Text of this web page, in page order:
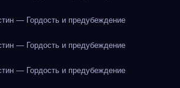
— Гордость и предубеждение
— Гордость и предубеждение
— Гордость и предубеждение